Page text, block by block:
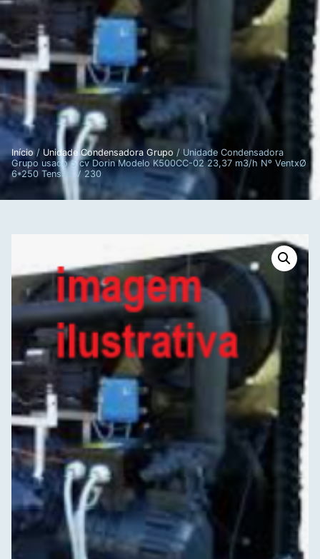
Início/ Unidade Condensadora Grupo / Unidade Condensadora
Grupo usado 5 cv Dorin Modelo K500CC-02 23,37 m3/h Nº VentxØ
6*250 Tensão V 230